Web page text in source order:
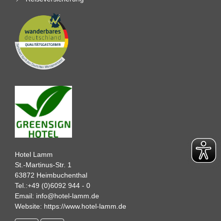
Hotel Lamm
St.-Martinus-Str. 1
63872 Heimbuchenthal
Tel.:+49 (0)6092 944 - 0
Email: info@hotel-lamm.de
Website: https://www.hotel-lamm.de